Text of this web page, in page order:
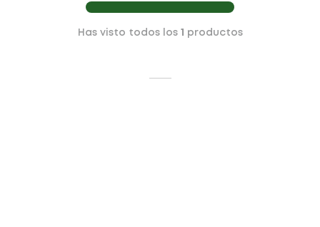
Has visto todos los productos